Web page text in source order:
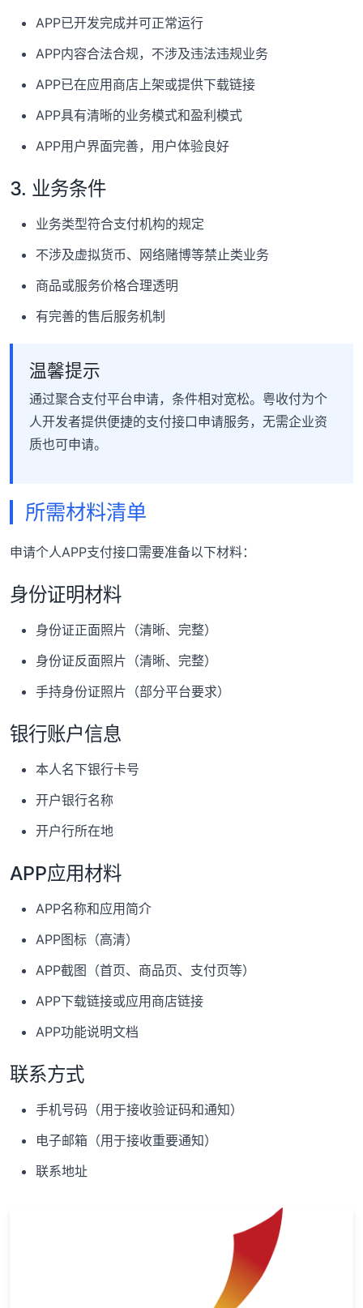
APP已开发完成并可正常运行
APP内容合法合规，不涉及违法违规业务
APP已在应用商店上架或提供下载链接
APP具有清晰的业务模式和盈利模式
APP用户界面完善，用户体验良好
3. 业务条件
业务类型符合支付机构的规定
不涉及虚拟货币、网络赌博等禁止类业务
商品或服务价格合理透明
有完善的售后服务机制
温馨提示
通过聚合支付平台申请，条件相对宽松。粤收付为个
人开发者提供便捷的支付接口申请服务，无需企业资
质也可申请。
所需材料清单
申请个人APP支付接口需要准备以下材料：
身份证明材料
身份证正面照片（清晰、完整）
身份证反面照片（清晰、完整）
手持身份证照片（部分平台要求）
银行账户信息
本人名下银行卡号
开户银行名称
开户行所在地
APP应用材料
APP名称和应用简介
APP图标（高清）
APP截图（首页、商品页、支付页等）
APP下载链接或应用商店链接
APP功能说明文档
联系方式
手机号码（用于接收验证码和通知）
电子邮箱（用于接收重要通知）
联系地址